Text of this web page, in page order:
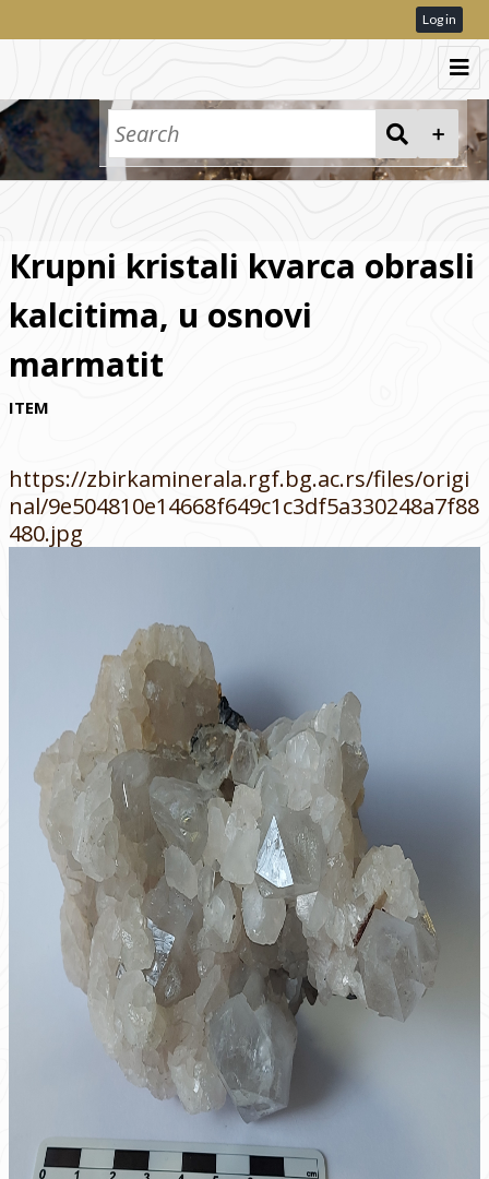
Log in
Pretraga
Kolekcije
Кrupni kristali kvarca obrasli
kalcitima, u osnovi
marmatit
ITEM
https://zbirkaminerala.rgf.bg.ac.rs/files/origi
nal/9e504810e14668f649c1c3df5a330248a7f88
480.jpg